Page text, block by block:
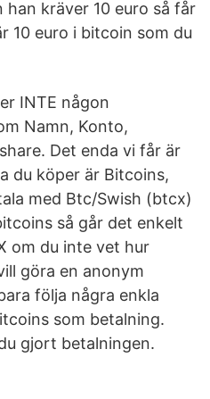
han kräver 10 euro så får
10 euro i bitcoin som du
INTE någon
Namn, Konto,
Det enda vi får är
du köper är Bitcoins,
med Btc/Swish (btcx)
så går det enkelt
om du inte vet hur
göra en anonym
följa några enkla
som betalning.
gjort betalningen.